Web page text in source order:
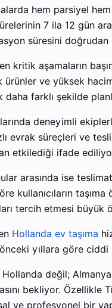
hem parsiyel
7 ila 12 gün
süresini
kritik aşamaların
ve yüksek
daha farklı şekilde
deneyimli
evrak süreçleri ve
etkilediği ifade
arasında ise
kullanıcıların
tercih etmesi büyük
Hollanda ev taşıma
yıllara göre
değil;
bekliyor. Özellikle
ve profesyonel bir